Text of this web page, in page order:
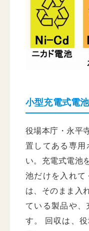
小型充電式電
役場本庁・永平
置してある専用
い。充電式電池
池だけを入れて
は、そのまま入
ている製品や
す。 回収は、